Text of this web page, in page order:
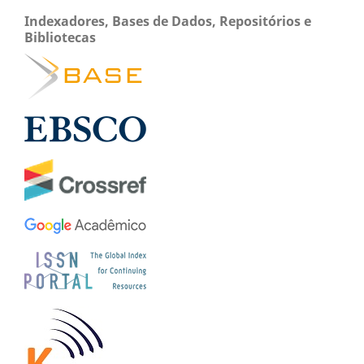
Indexadores, Bases de Dados, Repositórios e
Bibliotecas